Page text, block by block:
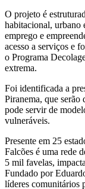
O projeto é
habitacional, urbano
emprego e
acesso a serviços e
o Programa
extrema.
Foi identificada a
Piranema, que
pode servir de
vulneráveis.
Presente em 25
Falcões é uma rede
5 mil favelas,
Fundado por
líderes comunitários